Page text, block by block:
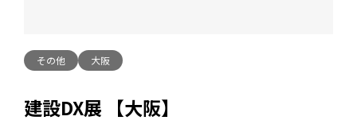
その他 大阪
建設DX展 【大阪】